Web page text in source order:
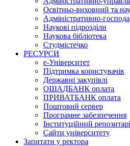
Освітньо-виховний та
Адміністративно-
Наукові підрозділи
Наукова бібліотека
Студмістечко
РЕСУРСИ
е-Університет
Підтримка користувачів
Державні закупівлі
ОЩАДБАНК оплата
ПРИВАТБАНК оплата
Поштовий сервер
Програмне забезпечення
Інституційний
Сайти університету
Запитати у ректора